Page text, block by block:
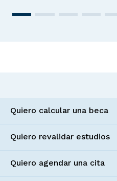
Quiero calcular una beca
Quiero revalidar estudios
Quiero agendar una cita